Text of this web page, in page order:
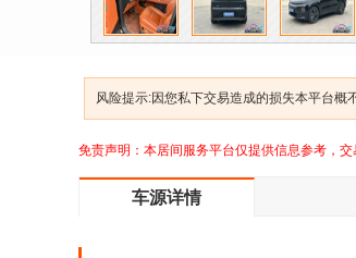
风险提示:因您私下交易造成的损失本平台概
免责声明：本居间服务平台仅提供信息参考，
车源详情